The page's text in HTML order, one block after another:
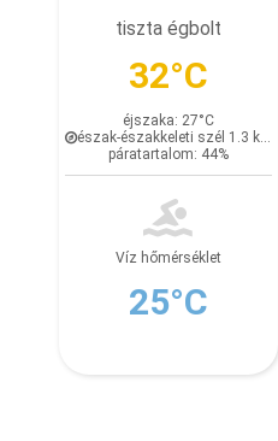
tiszta égbolt
32°C
éjszaka: 27°C
észak-északkeleti szél 1.3 km/h
páratartalom: 44%
Víz hőmérséklet
25°C